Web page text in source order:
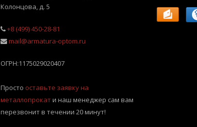
Колонцова, д. 5
+8 (499) 450-28-81
mail@armatura-optom.ru
ОГРН:1175029020407
Просто оставьте заявку на
металлопрокати наш менеджер сам вам
перезвонит в течении 20 минут!